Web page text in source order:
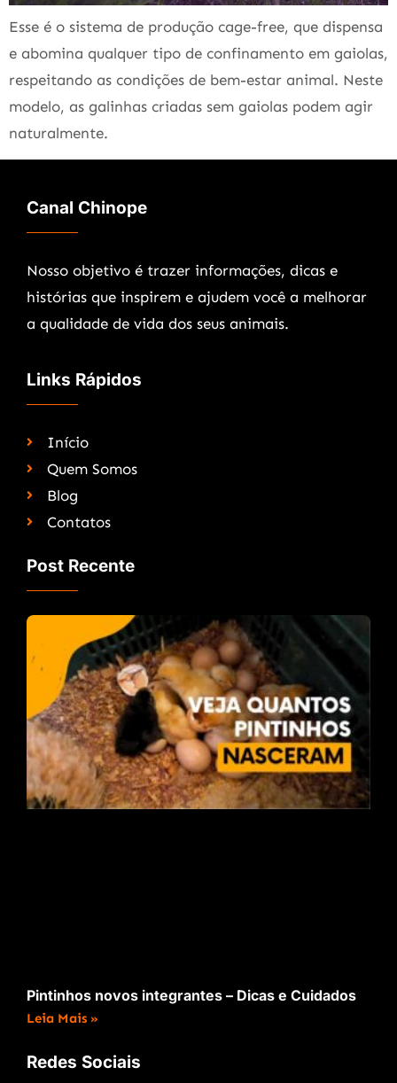
Esse é o sistema de produção cage-free, que dispensa
e abomina qualquer tipo de confinamento em gaiolas,
respeitando as condições de bem-estar animal. Neste
modelo, as galinhas criadas sem gaiolas podem agir
naturalmente.
Canal Chinope
Nosso objetivo é trazer informações, dicas e
histórias que inspirem e ajudem você a melhorar
a qualidade de vida dos seus animais.
Links Rápidos
Início
Quem Somos
Blog
Contatos
Post Recente
Pintinhos novos integrantes – Dicas e Cuidados
Leia Mais »
Redes Sociais